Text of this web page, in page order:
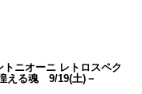
トニオーニ レトロスペク
える魂 9/19(土)－